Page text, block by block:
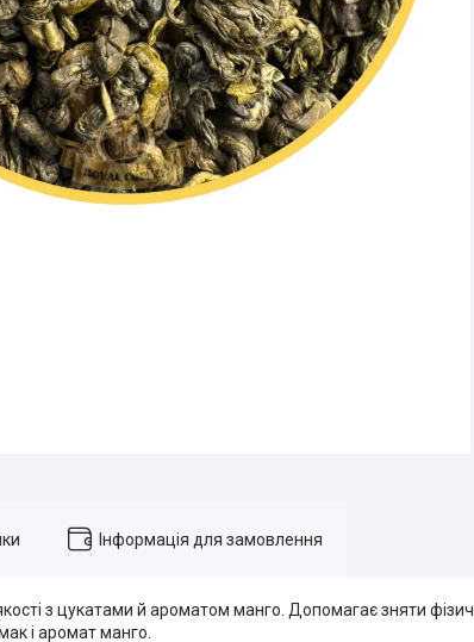
Інформація для замовлення
з цукатами й ароматом манго. Допомагає зняти
і аромат манго.